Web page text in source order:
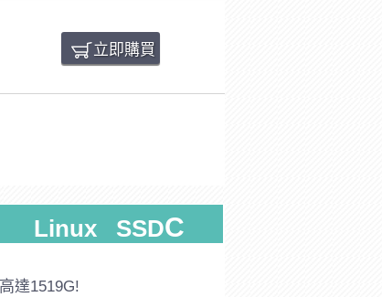
立即購買
達1519G!
Linux SSDC